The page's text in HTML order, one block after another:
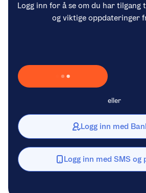
Logg inn for å se om du har tilgang
og viktige oppdateringer
Laster inn Vipps …
eller
Logg inn med
Logg inn med SMS og